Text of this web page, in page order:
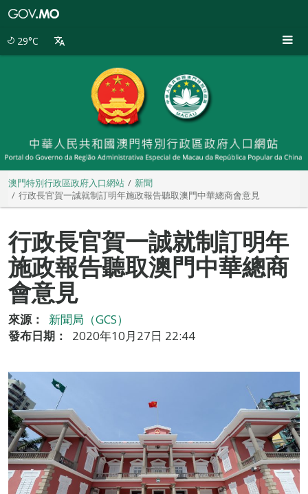
29°C
澳門特別行政區政府入口網站
新聞
行政長官賀一誠就制訂明年施政報告聽取澳門中華總商會意見
行政長官賀一誠就制訂明年
施政報告聽取澳門中華總商
會意見
來源：
新聞局（GCS）
發布日期：
2020年10月27日 22:44